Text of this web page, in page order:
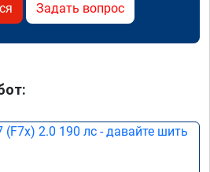
Задать вопрос